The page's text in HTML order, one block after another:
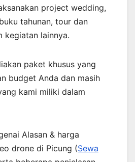
project wedding,
tahunan, tour dan
kegiatan lainnya.
paket khusus yang
budget Anda dan masih
kami miliki dalam
Alasan & harga
drone di Picung (Sewa